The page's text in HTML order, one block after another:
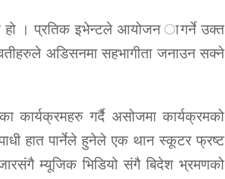
हो । प्रतिक इभेन्टले आयोजन ागर्ने उक्त
अडिसनमा सहभागीता जनाउन सक्ने
कार्यक्रमहरु गर्दै असोजमा कार्यक्रमको
हात पार्नेले हुनेले एक थान स्कूटर फ्रष्ट
म्यूजिक भिडियो संगै बिदेश भ्रमणको